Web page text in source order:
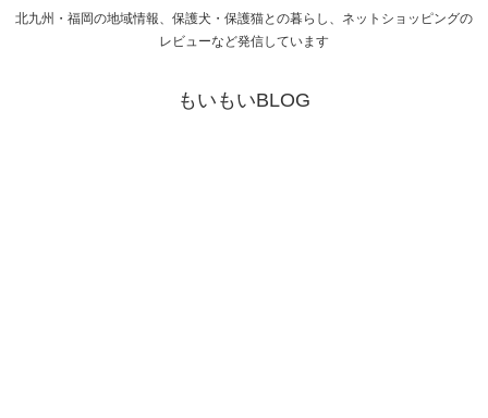
北九州・福岡の地域情報、保護犬・保護猫との暮らし、ネットショッピングの
レビューなど発信しています
もいもいBLOG